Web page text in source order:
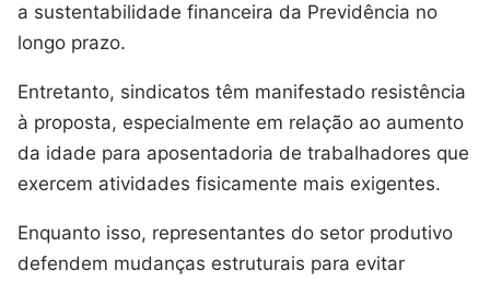
a sustentabilidade financeira da Previdência no
longo prazo.
Entretanto, sindicatos têm manifestado resistência
à proposta, especialmente em relação ao aumento
da idade para aposentadoria de trabalhadores que
exercem atividades fisicamente mais exigentes.
Enquanto isso, representantes do setor produtivo
defendem mudanças estruturais para evitar